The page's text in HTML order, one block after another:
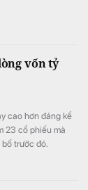
vốn tỷ
cao hơn đáng kể
23 cổ phiếu mà
bố trước đó.